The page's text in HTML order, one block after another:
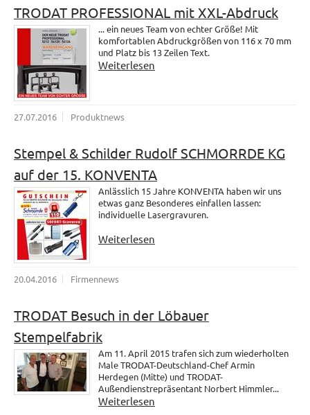
TRODAT PROFESSIONAL mit XXL-Abdruck
... ein neues Team von echter Größe! Mit
komfortablen Abdruckgrößen von 116 x 70 mm
und Platz bis 13 Zeilen Text.
Weiterlesen
27.07.2016 Produktnews
Stempel & Schilder Rudolf SCHMORRDE KG
auf der 15. KONVENTA
Anlässlich 15 Jahre KONVENTA haben wir uns
etwas ganz Besonderes einfallen lassen:
individuelle Lasergravuren.
Weiterlesen
20.04.2016 Firmennews
TRODAT Besuch in der Löbauer
Stempelfabrik
Am 11. April 2015 trafen sich zum wiederholten
Male TRODAT-Deutschland-Chef Armin
Herdegen (Mitte) und TRODAT-
Außendienstrepräsentant Norbert Himmler...
Weiterlesen